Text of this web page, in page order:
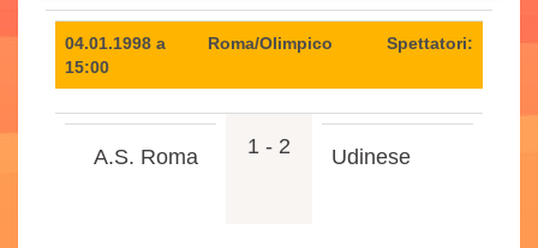
04.01.1998 a
15:00
Roma/Olimpico Spettatori:
A.S. Roma 1 - 2 Udinese